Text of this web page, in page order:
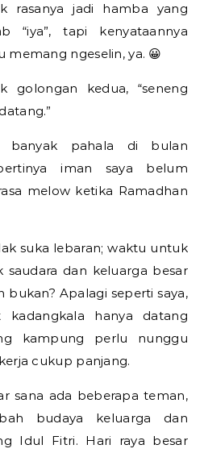
rasanya jadi hamba yang
“iya”, tapi kenyataannya
memang ngeselin, ya. 😀
golongan kedua, “seneng
banyak pahala di bulan
iman saya belum
melow ketika Ramadhan
suka lebaran; waktu untuk
saudara dan keluarga besar
bukan? Apalagi seperti saya,
kadangkala hanya datang
kampung perlu nunggu
cukup panjang.
sana ada beberapa teman,
budaya keluarga dan
Idul Fitri. Hari raya besar